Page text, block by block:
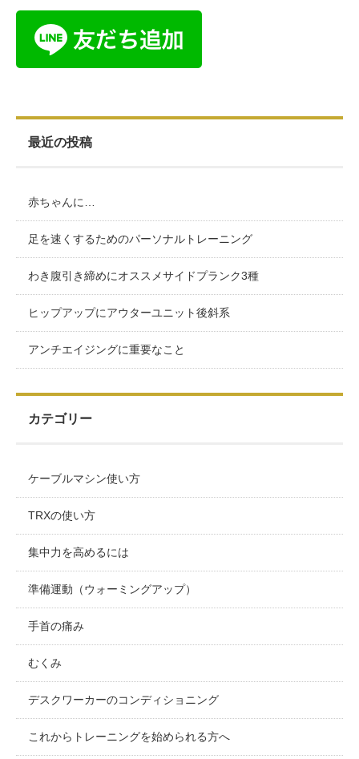
最近の投稿
赤ちゃんに…
足を速くするためのパーソナルトレーニング
わき腹引き締めにオススメサイドプランク3種
ヒップアップにアウターユニット後斜系
アンチエイジングに重要なこと
カテゴリー
ケーブルマシン使い方
TRXの使い方
集中力を高めるには
準備運動（ウォーミングアップ）
手首の痛み
むくみ
デスクワーカーのコンディショニング
これからトレーニングを始められる方へ